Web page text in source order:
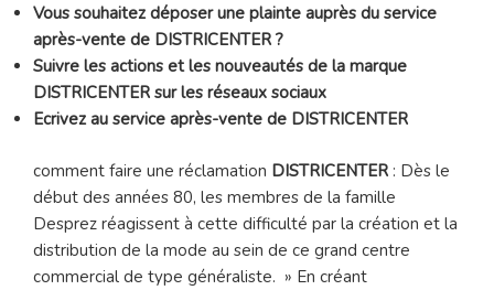
Vous souhaitez déposer une plainte auprès du service
après-vente de DISTRICENTER ?
Suivre les actions et les nouveautés de la marque
DISTRICENTER sur les réseaux sociaux
Ecrivez au service après-vente de DISTRICENTER
comment faire une réclamation DISTRICENTER : Dès le
début des années 80, les membres de la famille
Desprez réagissent à cette difficulté par la création et la
distribution de la mode au sein de ce grand centre
commercial de type généraliste. » En créant